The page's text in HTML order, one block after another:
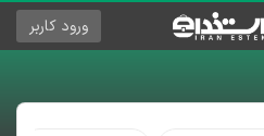
ورود کاربر